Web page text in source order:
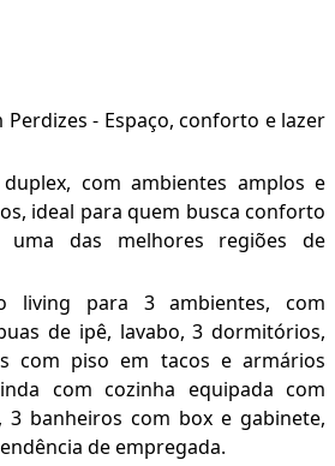
- Espaço, conforto e lazer
com ambientes amplos e
ideal para quem busca conforto
uma das melhores regiões de
living para 3 ambientes, com
de ipê, lavabo, 3 dormitórios,
com piso em tacos e armários
com cozinha equipada com
3 banheiros com box e gabinete,
de empregada.